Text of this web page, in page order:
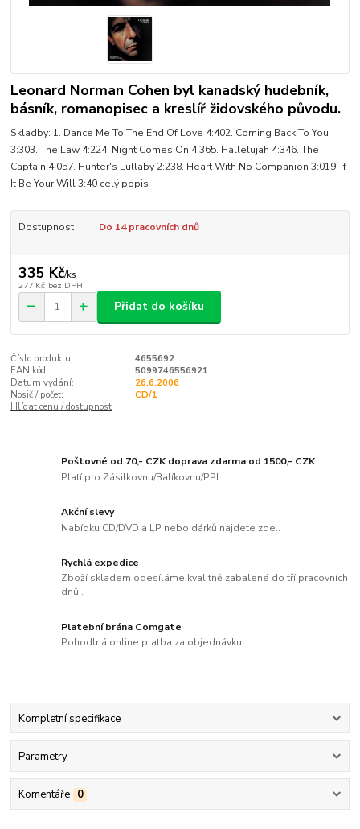
Leonard Norman Cohen byl kanadský hudebník,
básník, romanopisec a kreslíř židovského původu.
Skladby: 1. Dance Me To The End Of Love 4:402. Coming Back To You
3:303. The Law 4:224. Night Comes On 4:365. Hallelujah 4:346. The
Captain 4:057. Hunter's Lullaby 2:238. Heart With No Companion 3:019. If
It Be Your Will 3:40 celý popis
Dostupnost Do 14 pracovních dnů
335 Kč/ks
277 Kč bez DPH
Přidat do košíku
Číslo produktu:
4655692
EAN kód:
5099746556921
Datum vydání:
26.6.2006
Nosič / počet:
CD/1
Hlídat cenu / dostupnost
Poštovné od 70,- CZK doprava zdarma od 1500,- CZK
Platí pro Zásilkovnu/Balíkovnu/PPL.
Akční slevy
Nabídku CD/DVD a LP nebo dárků najdete zde..
Rychlá expedice
Zboží skladem odesíláme kvalitně zabalené do tří pracovních
dnů..
Platební brána Comgate
Pohodlná online platba za objednávku.
Kompletní specifikace
Parametry
Komentáře 0